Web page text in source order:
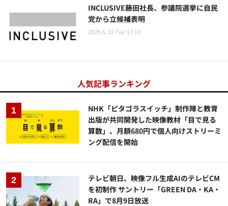
INCLUSIVE藤田社長、参議院選挙に自民
党から立候補表明
2025.6.10 Tue 17:03
人気記事ランキング
NHK「ピタゴラスイッチ」制作陣と教育
出版が共同開発した映像教材「目で見る
算数」、月額680円で個人向けストリーミ
ング配信を開始
テレビ朝日、映像フル生成AIのテレビCM
を初制作 サントリー「GREEN DA・KA・
RA」で8月9日放送